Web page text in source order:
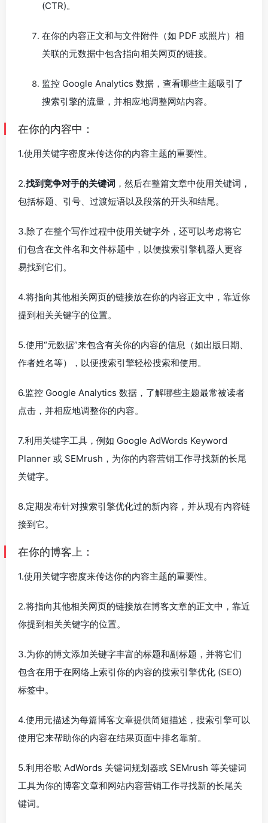
(CTR)。
在你的内容正文和与文件附件（如 PDF 或照片）相
关联的元数据中包含指向相关网页的链接。
监控 Google Analytics 数据，查看哪些主题吸引了
搜索引擎的流量，并相应地调整网站内容。
在你的内容中：
1.使用关键字密度来传达你的内容主题的重要性。
2.找到竞争对手的关键词 ，然后在整篇文章中使用关键词，
包括标题、引号、过渡短语以及段落的开头和结尾。
3.除了在整个写作过程中使用关键字外，还可以考虑将它
们包含在文件名和文件标题中，以便搜索引擎机器人更容
易找到它们。
4.将指向其他相关网页的链接放在你的内容正文中，靠近你
提到相关关键字的位置。
5.使用“元数据”来包含有关你的内容的信息（如出版日期、
作者姓名等），以便搜索引擎轻松搜索和使用。
6.监控 Google Analytics 数据，了解哪些主题最常被读者
点击，并相应地调整你的内容。
7.利用关键字工具，例如 Google AdWords Keyword
Planner 或 SEMrush，为你的内容营销工作寻找新的长尾
关键字。
8.定期发布针对搜索引擎优化过的新内容，并从现有内容链
接到它。
在你的博客上：
1.使用关键字密度来传达你的内容主题的重要性。
2.将指向其他相关网页的链接放在博客文章的正文中，靠近
你提到相关关键字的位置。
3.为你的博文添加关键字丰富的标题和副标题，并将它们
包含在用于在网络上索引你的内容的搜索引擎优化 (SEO)
标签中。
4.使用元描述为每篇博客文章提供简短描述，搜索引擎可以
使用它来帮助你的内容在结果页面中排名靠前。
5.利用谷歌 AdWords 关键词规划器或 SEMrush 等关键词
工具为你的博客文章和网站内容营销工作寻找新的长尾关
键词。